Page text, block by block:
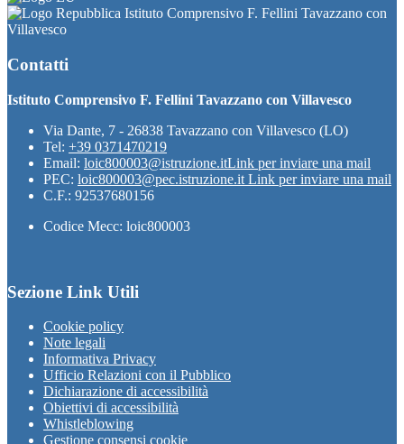
Istituto Comprensivo F. Fellini Tavazzano con
Villavesco
Contatti
Istituto Comprensivo F. Fellini Tavazzano con Villavesco
Via Dante, 7 - 26838 Tavazzano con Villavesco (LO)
Tel: +39 0371470219
Email: loic800003@istruzione.itLink per inviare una mail
PEC: loic800003@pec.istruzione.it Link per inviare una mail
C.F.: 92537680156
Codice Mecc: loic800003
Sezione Link Utili
Cookie policy
Note legali
Informativa Privacy
Ufficio Relazioni con il Pubblico
Dichiarazione di accessibilità
Obiettivi di accessibilità
Whistleblowing
Gestione consensi cookie